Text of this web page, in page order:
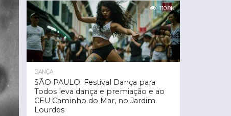
110.8K
DANÇA
SÃO PAULO: Festival Dança para
Todos leva dança e premiação e ao
CEU Caminho do Mar, no Jardim
Lourdes